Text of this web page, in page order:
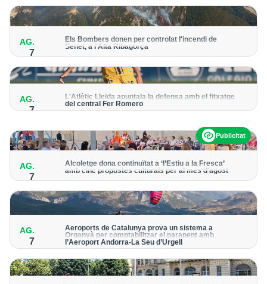
AG.
7
Els Bombers donen per controlat l'incendi de
Senet, a l'Alta Ribagorça
El cos manté la vigilància de la zona amb drons i mitjans aeris
AG.
7
L'Atlètic Lleida apuntala la defensa amb el fitxatge
del central Fer Romero
Publicitat
AG.
7
Alcoletge dona continuïtat a ‘l’Estiu a la Fresca’
amb cinc propostes culturals per al mes d’agost
Un dels grans protagonistes de la programació serà
AG.
7
Aeroports de Catalunya prova un sistema a
Organyà per comptabilitzar el parapent amb
l’Aeroport Andorra-La Seu d’Urgell
mòbil per donar pas als avions amb vols instrumentals